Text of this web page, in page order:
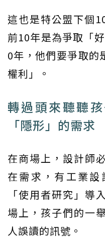
這也是特公盟下個
前10年是為爭取「
0年，他們要爭取的
權利」。
轉過頭來聽聽
「隱形」的需求
在商場上，設計師
在需求，有工業
「使用者研究」導
場上，孩子們的一
人誤讀的訊號。